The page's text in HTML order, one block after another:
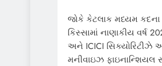
જોકે કેટલાક મધ્યમ કદના
કિસ્સામાં નાણાકીય વર્ષ
અને ICICI સિક્યોરિટીઝે
મનીવાઇઝ ફાઇનાન્શિયલ